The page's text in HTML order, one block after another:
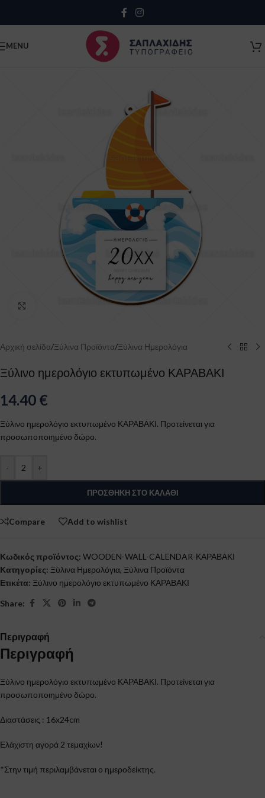
Κλείσιμο
MENU
Αρχική σελίδα/Ξύλινα Προϊόντα/Ξύλινα Ημερολόγια
Ξύλινο ημερολόγιο εκτυπωμένο ΚΑΡΑΒΑΚΙ
14.40 €
Ξύλινο ημερολόγιο εκτυπωμένο ΚΑΡΑΒΑΚΙ. Προτείνεται για
προσωποποιημένο δώρο.
- +
ΠΡΟΣΘΉΚΗ ΣΤΟ ΚΑΛΆΘΙ
Compare Add to wishlist
Κωδικός προϊόντος: WOODEN-WALL-CALENDAR-ΚΑΡΑΒΑΚΙ
Κατηγορίες: Ξύλινα Ημερολόγια, Ξύλινα Προϊόντα
Ετικέτα: Ξύλινο ημερολόγιο εκτυπωμένο ΚΑΡΑΒΑΚΙ
Share:
Περιγραφή
Περιγραφή
Ξύλινο ημερολόγιο εκτυπωμένο ΚΑΡΑΒΑΚΙ. Προτείνεται για
προσωποποιημένο δώρο.
Διαστάσεις : 16x24cm
Ελάχιστη αγορά 2 τεμαχίων!
*Στην τιμή περιλαμβάνεται ο ημεροδείκτης.